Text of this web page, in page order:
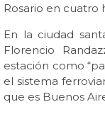
Rosario en cuatro
En la ciudad
Florencio
estación como
el sistema
que es Buenos